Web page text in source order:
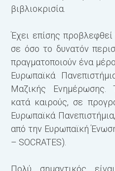
βιβλιοκρισία.
Έχει επίσης
σε όσο το δυνατόν
πραγματοποιούν ένα
Ευρωπαϊκά
Μαζικής Ενημέρωσης.
κατά καιρούς, σε
Ευρω­παϊκά
από την Ευρωπαϊκή
– SOCRATES).